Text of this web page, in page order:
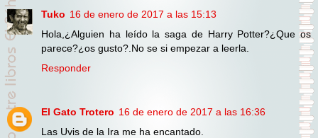
Tuko 16 de enero de 2017 a las 15:13
Hola,¿Alguien ha leído la saga de Harry Potter?¿Que os
parece?¿os gusto?.No se si empezar a leerla.
Responder
El Gato Trotero 16 de enero de 2017 a las 16:36
Las Uvis de la Ira me ha encantado.